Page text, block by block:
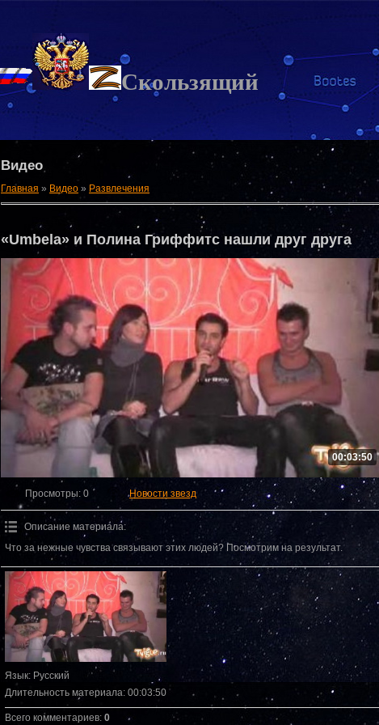
Скользящий
Видео
Главная » Видео » Развлечения
«Umbela» и Полина Гриффитс нашли друг друга
00:03:50
Просмотры: 0 Новости звезд
Описание материала:
Что за нежные чувства связывают этих людей? Посмотрим на результат.
Язык: Русский
Длительность материала: 00:03:50
Всего комментариев: 0